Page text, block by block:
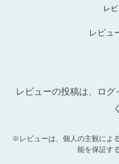
レ
レビュ
レビューの投稿は、ログ
※レビューは、個人の主観によ
能を保証す